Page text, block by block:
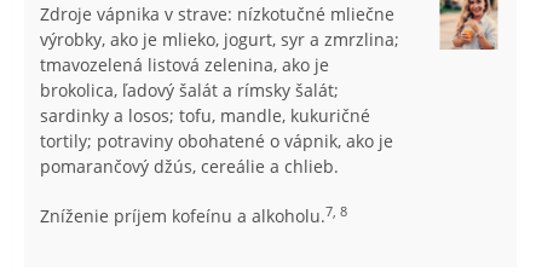
Zdroje vápnika v strave: nízkotučné mliečne
výrobky, ako je mlieko, jogurt, syr a zmrzlina;
tmavozelená listová zelenina, ako je
brokolica, ľadový šalát a rímsky šalát;
sardinky a losos; tofu, mandle, kukuričné
tortily; potraviny obohatené o vápnik, ako je
pomarančový džús, cereálie a chlieb.
Zníženie príjem kofeínu a alkoholu.7, 8